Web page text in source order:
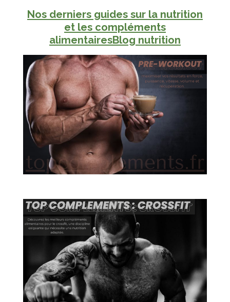
Nos derniers guides sur la nutrition
et les compléments
alimentairesBlog nutrition